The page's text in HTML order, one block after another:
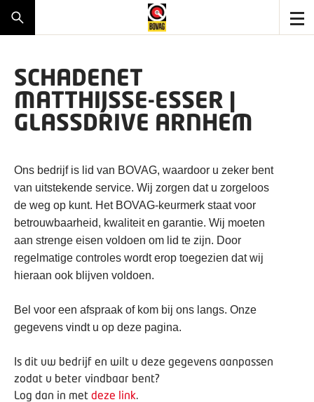
SCHADENET
MATTHIJSSE-ESSER |
GLASSDRIVE ARNHEM
Ons bedrijf is lid van BOVAG, waardoor u zeker bent
van uitstekende service. Wij zorgen dat u zorgeloos
de weg op kunt. Het BOVAG-keurmerk staat voor
betrouwbaarheid, kwaliteit en garantie. Wij moeten
aan strenge eisen voldoen om lid te zijn. Door
regelmatige controles wordt erop toegezien dat wij
hieraan ook blijven voldoen.
Bel voor een afspraak of kom bij ons langs. Onze
gegevens vindt u op deze pagina.
Is dit uw bedrijf en wilt u deze gegevens aanpassen
zodat u beter vindbaar bent?
Log dan in met deze link.